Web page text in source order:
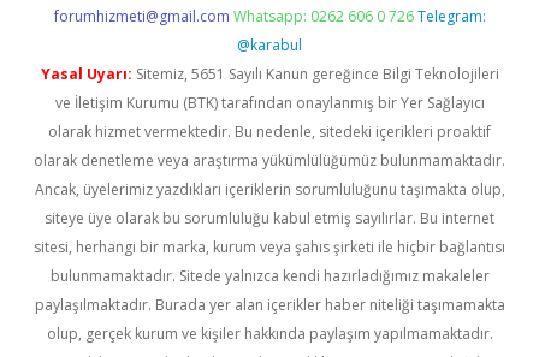
forumhizmeti@gmail.com Whatsapp: 0262 606 0 726 Telegram:
@karabul
Yasal Uyarı: Sitemiz, 5651 Sayılı Kanun gereğince Bilgi Teknolojileri
ve İletişim Kurumu (BTK) tarafından onaylanmış bir Yer Sağlayıcı
olarak hizmet vermektedir. Bu nedenle, sitedeki içerikleri proaktif
olarak denetleme veya araştırma yükümlülüğümüz bulunmamaktadır.
Ancak, üyelerimiz yazdıkları içeriklerin sorumluluğunu taşımakta olup,
siteye üye olarak bu sorumluluğu kabul etmiş sayılırlar. Bu internet
sitesi, herhangi bir marka, kurum veya şahıs şirketi ile hiçbir bağlantısı
bulunmamaktadır. Sitede yalnızca kendi hazırladığımız makaleler
paylaşılmaktadır. Burada yer alan içerikler haber niteliği taşımamakta
olup, gerçek kurum ve kişiler hakkında paylaşım yapılmamaktadır.